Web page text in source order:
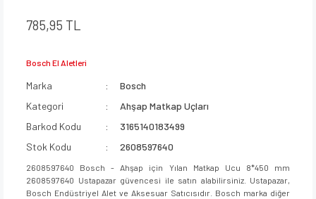
785,95 TL
Bosch El Aletleri
Marka
Bosch
Kategori
Ahşap Matkap Uçları
Barkod Kodu
3165140183499
Stok Kodu
2608597640
2608597640 Bosch - Ahşap için Yılan Matkap Ucu 8*450 mm
2608597640 Ustapazar güvencesi ile satın alabilirsiniz. Ustapazar,
Bosch Endüstriyel Alet ve Aksesuar Satıcısıdır. Bosch marka diğer